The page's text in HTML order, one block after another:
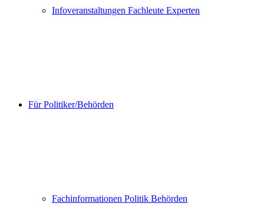
Infoveranstaltungen Fachleute Experten
Für Politiker/Behörden
Fachinformationen Politik Behörden